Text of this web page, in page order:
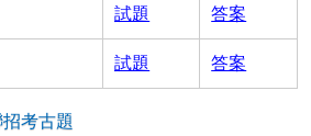
試題 答案
試題 答案
考古題